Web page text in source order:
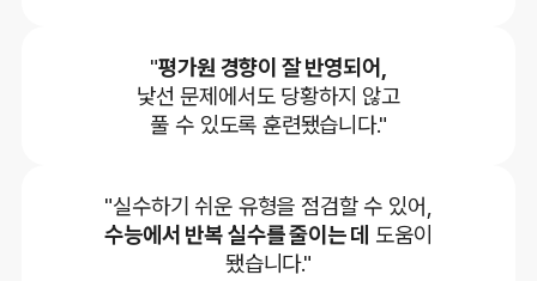
"평가원 경향이 잘 반영되어,
낯선 문제에서도 당황하지 않고
풀 수 있도록 훈련됐습니다."
"실수하기 쉬운 유형을 점검할 수 있어,
수능에서 반복 실수를 줄이는 데 도움이
됐습니다."